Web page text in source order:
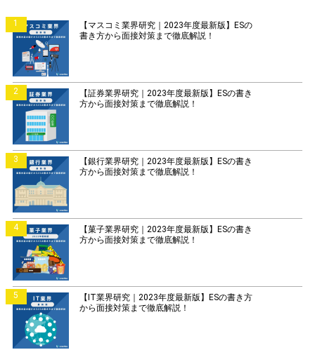
1
【マスコミ業界研究｜2023年度最新版】ESの
書き方から面接対策まで徹底解説！
2
【証券業界研究｜2023年度最新版】ESの書き
方から面接対策まで徹底解説！
3
【銀行業界研究｜2023年度最新版】ESの書き
方から面接対策まで徹底解説！
4
【菓子業界研究｜2023年度最新版】ESの書き
方から面接対策まで徹底解説！
5
【IT業界研究｜2023年度最新版】ESの書き方
から面接対策まで徹底解説！